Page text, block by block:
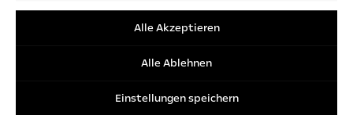
/
Alle Akzeptieren
Alle Ablehnen
Einstellungen speichern